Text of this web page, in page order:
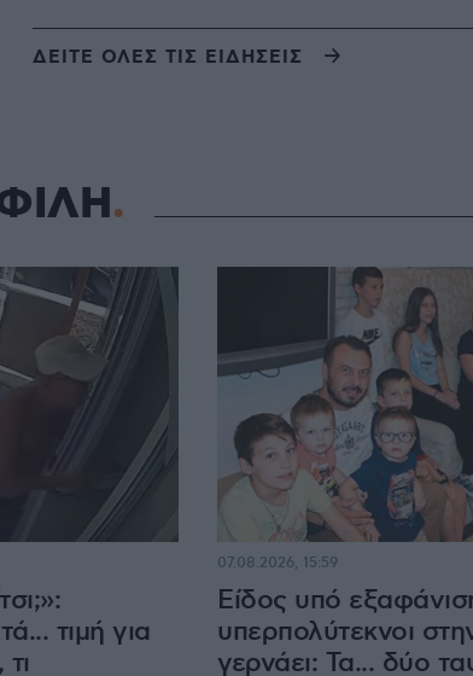
ΔΕΙΤΕ ΟΛΕΣ ΤΙΣ ΕΙΔΗΣΕΙΣ
τιμή για
Είδος υπό
υπερπολύτεκνοι
γερνάει: Τα... δύο
07.08.2026, 15:59